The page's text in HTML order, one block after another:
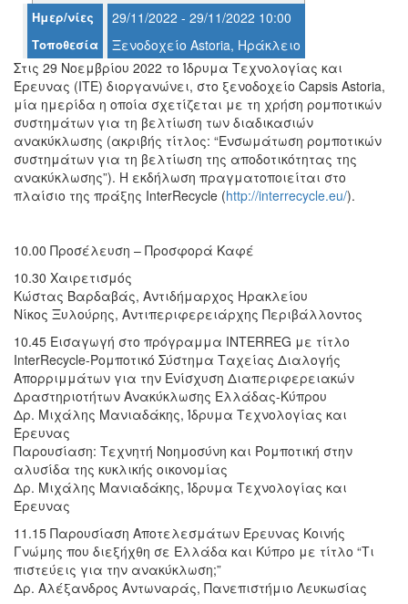
ΤΟΠΟΣ
ΜΑΣ
ΔΗΜΟΣ
ΠΟΛΙΤΙΣΜΟΣ
Ημερ/νίες 29/11/2022 - 29/11/2022 10:00
Τοποθεσία
Ξενοδοχείο Astoria, Ηράκλειο
Στις 29 Νοεμβρίου 2022 το Ίδρυμα Τεχνολογίας και
Έρευνας (ΙΤΕ) διοργανώνει, στο ξενοδοχείο Capsis Astoria,
μία ημερίδα η οποία σχετίζεται με τη χρήση ρομποτικών
συστημάτων για τη βελτίωση των διαδικασιών
ανακύκλωσης (ακριβής τίτλος: “Ενσωμάτωση ρομποτικών
συστημάτων για τη βελτίωση της αποδοτικότητας της
ανακύκλωσης”). Η εκδήλωση πραγματοποιείται στο
πλαίσιο της πράξης InterRecycle (http://interrecycle.eu/).
10.00 Προσέλευση – Προσφορά Καφέ
10.30 Χαιρετισμός
Κώστας Βαρδαβάς, Αντιδήμαρχος Ηρακλείου
Νίκος Ξυλούρης, Αντιπεριφερειάρχης Περιβάλλοντος
10.45 Εισαγωγή στο πρόγραμμα INTERREG με τίτλο
InterRecycle-Ρομποτικό Σύστημα Ταχείας Διαλογής
Απορριμμάτων για την Ενίσχυση Διαπεριφερειακών
Δραστηριοτήτων Ανακύκλωσης Ελλάδας-Κύπρου
Δρ. Μιχάλης Μανιαδάκης, Ίδρυμα Τεχνολογίας και
Έρευνας
Παρουσίαση: Τεχνητή Νοημοσύνη και Ρομποτική στην
αλυσίδα της κυκλικής οικονομίας
Δρ. Μιχάλης Μανιαδάκης, Ίδρυμα Τεχνολογίας και
Έρευνας
11.15 Παρουσίαση Αποτελεσμάτων Έρευνας Κοινής
Γνώμης που διεξήχθη σε Ελλάδα και Κύπρο με τίτλο “Tι
πιστεύεις για την ανακύκλωση;”
Δρ. Αλέξανδρος Αντωναράς, Πανεπιστήμιο Λευκωσίας